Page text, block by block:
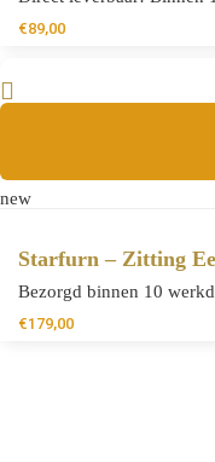
€89,00
new
Starfurn – Zitting
Bezorgd binnen 10
€179,00